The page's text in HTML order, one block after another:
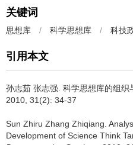
关键词
思想库 / 科学思想库 / 科技
引用本文
孙志茹 张志强. 科学思想库的组织
2010, 31(2): 34-37
Sun Zhiru Zhang Zhiqiang.
Development of Science Think